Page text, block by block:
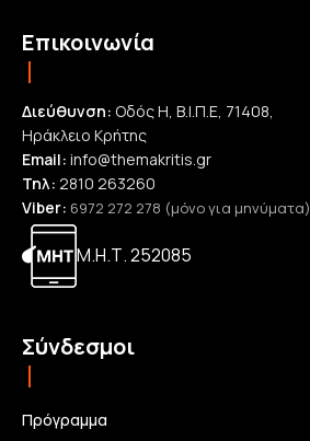
Επικοινωνία
Διεύθυνση: Οδός Η, Β.Ι.Π.Ε, 71408,
Ηράκλειο Κρήτης
Email: info@themakritis.gr
Τηλ: 2810 263260
Viber: 6972 272 278 (μόνο για μηνύματα)
Μ.Η.Τ. 252085
Σύνδεσμοι
Πρόγραμμα